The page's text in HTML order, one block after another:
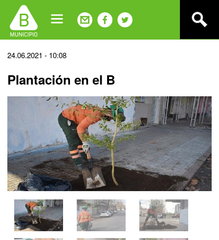
navigation
Back
top
24.06.2021 - 10:08
Plantación en el B